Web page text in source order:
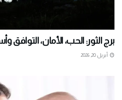
برج الثور: الحب، الأمان، التوافق
أبريل 20, 2026